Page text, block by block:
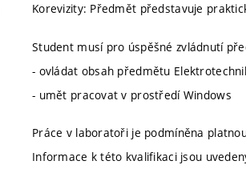
Korevizity: Předmět představuje
Student musí pro úspěšné zvládnutí
- ovládat obsah předmětu
- umět pracovat v prostředí Windows
Práce v laboratoři je podmíněna
Informace k této kvalifikaci jsou